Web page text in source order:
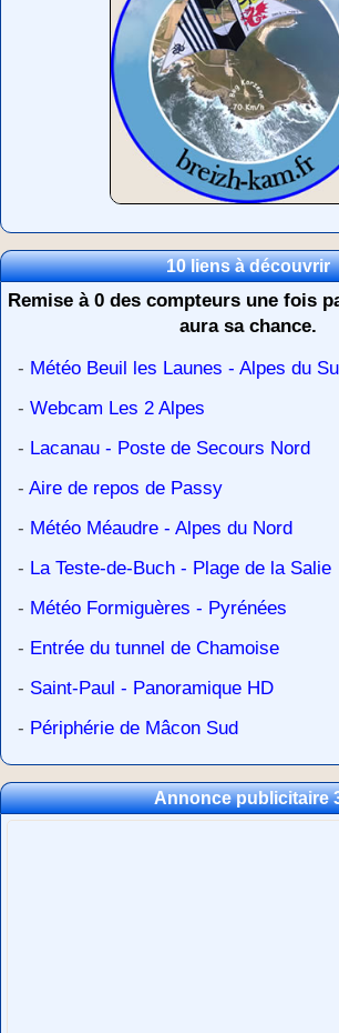
10 liens à découvrir
Remise à 0 des compteurs une fois
aura sa chance.
- Météo Beuil les Launes - Alpes du
- Webcam Les 2 Alpes
- Lacanau - Poste de Secours Nord
- Aire de repos de Passy
- Météo Méaudre - Alpes du Nord
- La Teste-de-Buch - Plage de la Salie
- Météo Formiguères - Pyrénées
- Entrée du tunnel de Chamoise
- Saint-Paul - Panoramique HD
- Périphérie de Mâcon Sud
Annonce publicitaire